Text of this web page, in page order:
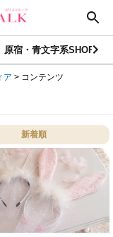
原宿・青文字系SHOP
ア > コンテンツ
新着順